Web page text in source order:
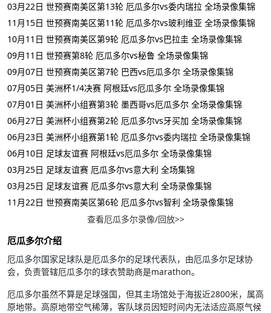
03月22日 世预赛南美区第13轮 厄瓜多尔vs委内瑞拉 全场录像集锦
11月15日 世预赛南美区第11轮 厄瓜多尔vs玻利维亚 全场录像集锦
10月11日 世预赛南美区第9轮 厄瓜多尔vs巴拉圭 全场录像集锦
09月11日 世预赛第8轮 厄瓜多尔vs秘鲁 全场录像集锦
09月07日 世预赛南美区第7轮 巴西vs厄瓜多尔 全场录像集锦
07月05日 美洲杯1/4决赛 阿根廷vs厄瓜多尔 全场录像集锦
07月01日 美洲杯小组赛第3轮 墨西哥vs厄瓜多尔 全场录像集锦
06月27日 美洲杯小组赛第2轮 厄瓜多尔vs牙买加 全场录像集锦
06月23日 美洲杯小组赛第1轮 厄瓜多尔vs委内瑞拉 全场录像集锦
06月10日 足球友谊赛 阿根廷vs厄瓜多尔 全场录像集锦
03月25日 足球友谊赛 厄瓜多尔vs意大利 全场集锦
03月25日 足球友谊赛 厄瓜多尔vs意大利 全场录像集锦
11月22日 世预赛南美区第6轮 厄瓜多尔vs智利 全场录像集锦
查看厄瓜多尔录像/回放>>
厄瓜多尔介绍
厄瓜多尔国家足球队是厄瓜多尔的足球代表队，由厄瓜多尔足球协
会，负责管辖厄瓜多尔的球衣赞助商是marathon。
厄瓜多尔虽然不算是足球强国，但其主场馆处于海拔近2800米，属高
原地带。高原地带空气稀薄，客队球员因短时间内无法适应高原气候